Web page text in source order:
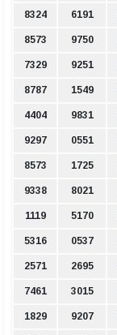
8324 6191
8573 9750
7329 9251
8787 1549
4404 9831
9297 0551
8573 1725
9338 8021
1119 5170
5316 0537
2571 2695
7461 3015
1829 9207